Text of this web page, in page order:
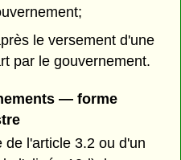
le versement d'une
par le gouvernement.
— forme
de l'article 3.2 ou d'un